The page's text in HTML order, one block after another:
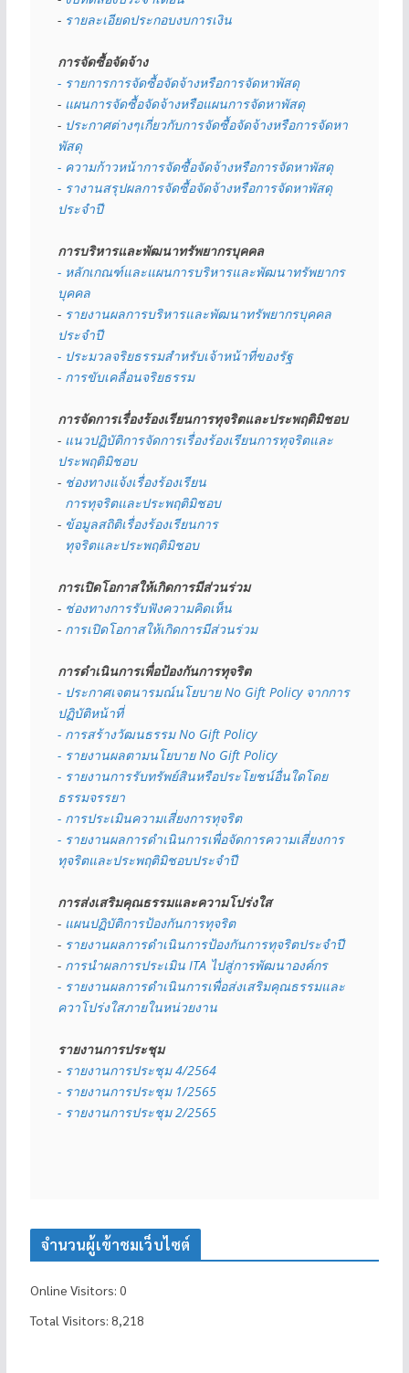
- รายละเอียดประกอบงบการเงิน
การจัดซื้อจัดจ้าง
- รายการการจัดซื้อจัดจ้างหรือการจัดหาพัสดุ
- แผนการจัดซื้อจัดจ้างหรือแผนการจัดหาพัสดุ
- ประกาศต่างๆเกี่ยวกับการจัดซื้อจัดจ้างหรือการจัดหา
พัสดุ
- ความก้าวหน้าการจัดซื้อจัดจ้างหรือการจัดหาพัสดุ
- รางานสรุปผลการจัดซื้อจัดจ้างหรือการจัดหาพัสดุ
ประจำปี
การบริหารและพัฒนาทรัพยากรบุคคล
- หลักเกณฑ์และแผนการบริหารและพัฒนาทรัพยากร
บุคคล
- รายงานผลการบริหารและพัฒนาทรัพยากรบุคคล
ประจำปี
- ประมวลจริยธรรมสำหรับเจ้าหน้าที่ของรัฐ
- การขับเคลื่อนจริยธรรม
การจัดการเรื่องร้องเรียนการทุจริตและประพฤติมิชอบ
- แนวปฏิบัติการจัดการเรื่องร้องเรียนการทุจริตและ
ประพฤติมิชอบ
- ช่องทางแจ้งเรื่องร้องเรียน
  การทุจริตและประพฤติมิชอบ
- ข้อมูลสถิติเรื่องร้องเรียนการ
  ทุจริตและประพฤติมิชอบ
การเปิดโอกาสให้เกิดการมีส่วนร่วม
- ช่องทางการรับฟังความคิดเห็น
- การเปิดโอกาสให้เกิดการมีส่วนร่วม
การดำเนินการเพื่อป้องกันการทุจริต
- ประกาศเจตนารมณ์นโยบาย No Gift Policy จากการ
ปฏิบัติหน้าที่
- การสร้างวัฒนธรรม No Gift Policy
- รายงานผลตามนโยบาย No Gift Policy
- รายงานการรับทรัพย์สินหรือประโยชน์อื่นใดโดย
ธรรมจรรยา
- การประเมินความเสี่ยงการทุจริต
- รายงานผลการดำเนินการเพื่อจัดการความเสี่ยงการ
ทุจริตและประพฤติมิชอบประจำปี
การส่งเสริมคุณธรรมและความโปร่งใส
- แผนปฏิบัติการป้องกันการทุจริต
- รายงานผลการดำเนินการป้องกันการทุจริตประจำปี
- การนำผลการประเมิน ITA ไปสู่การพัฒนาองค์กร
- รายงานผลการดำเนินการเพื่อส่งเสริมคุณธรรมและ
ควาโปร่งใสภายในหน่วยงาน
รายงานการประชุม
- รายงานการประชุม 4/2564
- รายงานการประชุม 1/2565
- รายงานการประชุม 2/2565
จำนวนผู้เข้าชมเว็บไซต์
Online Visitors: 0
Total Visitors: 8,218